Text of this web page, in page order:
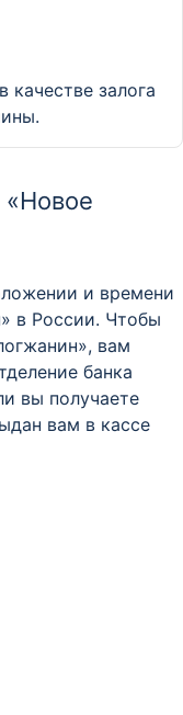
залога
«Новое
и времени
в России. Чтобы
вам
банка
вы получаете
вам в кассе